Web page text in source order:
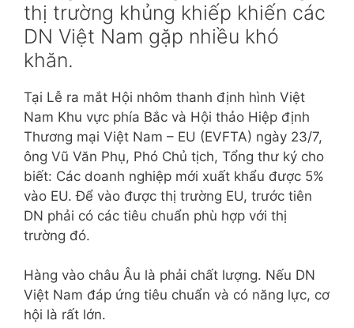
thị trường khủng khiếp khiến các
DN Việt Nam gặp nhiều khó
khăn.
Tại Lễ ra mắt Hội nhôm thanh định hình Việt
Nam Khu vực phía Bắc và Hội thảo Hiệp định
Thương mại Việt Nam – EU (EVFTA) ngày 23/7,
ông Vũ Văn Phụ, Phó Chủ tịch, Tổng thư ký cho
biết: Các doanh nghiệp mới xuất khẩu được 5%
vào EU. Để vào được thị trường EU, trước tiên
DN phải có các tiêu chuẩn phù hợp với thị
trường đó.
Hàng vào châu Âu là phải chất lượng. Nếu DN
Việt Nam đáp ứng tiêu chuẩn và có năng lực, cơ
hội là rất lớn.